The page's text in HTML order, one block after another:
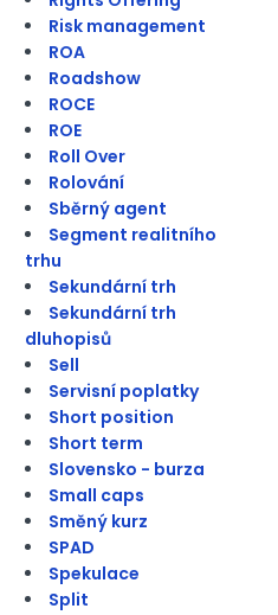
Risk management
ROA
Roadshow
ROCE
ROE
Roll Over
Rolování
Sběrný agent
Segment realitního
trhu
Sekundární trh
Sekundární trh
dluhopisů
Sell
Servisní poplatky
Short position
Short term
Slovensko - burza
Small caps
Směný kurz
SPAD
Spekulace
Split